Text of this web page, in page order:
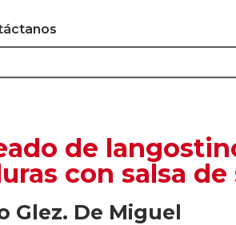
de
con salsa de
Glez. De Miguel